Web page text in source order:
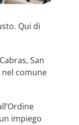
Qui di
San
comune
impiego